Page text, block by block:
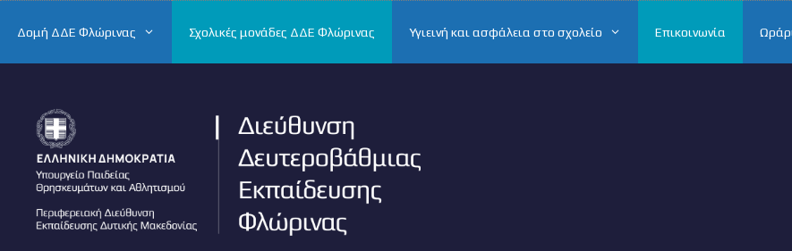
Δομή ΔΔΕ Φλώρινας Σχολικές μονάδες ΔΔΕ Φλώρινας Υγιεινή και ασφάλεια στο σχολείο Επικοινωνία